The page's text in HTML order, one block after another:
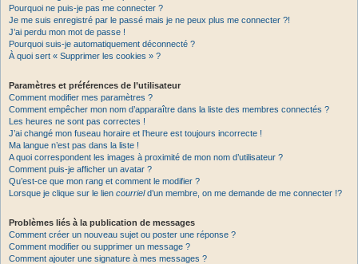
Pourquoi ne puis-je pas me connecter ?
Je me suis enregistré par le passé mais je ne peux plus me connecter ?!
J’ai perdu mon mot de passe !
Pourquoi suis-je automatiquement déconnecté ?
À quoi sert « Supprimer les cookies » ?
Paramètres et préférences de l’utilisateur
Comment modifier mes paramètres ?
Comment empêcher mon nom d’apparaître dans la liste des membres connectés ?
Les heures ne sont pas correctes !
J’ai changé mon fuseau horaire et l’heure est toujours incorrecte !
Ma langue n’est pas dans la liste !
A quoi correspondent les images à proximité de mon nom d’utilisateur ?
Comment puis-je afficher un avatar ?
Qu’est-ce que mon rang et comment le modifier ?
Lorsque je clique sur le lien courrield’un membre, on me demande de me connecter !?
Problèmes liés à la publication de messages
Comment créer un nouveau sujet ou poster une réponse ?
Comment modifier ou supprimer un message ?
Comment ajouter une signature à mes messages ?